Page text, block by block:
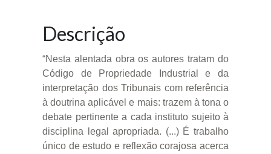
Descrição
“Nesta alentada obra os autores tratam do
Código de Propriedade Industrial e da
interpretação dos Tribunais com referência
à doutrina aplicável e mais: trazem à tona o
debate pertinente a cada instituto sujeito à
disciplina legal apropriada. (...) É trabalho
único de estudo e reflexão corajosa acerca